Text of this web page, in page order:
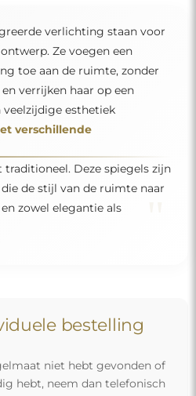
verlichting staan voor
Ze voegen een
toe aan de ruimte, zonder
verrijken haar op een
esthetiek
verschillende
Deze spiegels zijn
de stijl van de ruimte naar
zowel elegantie als
bestelling
niet hebt gevonden of
hebt, neem dan telefonisch